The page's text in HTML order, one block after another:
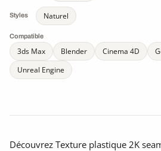
Styles Naturel
Compatible
3ds Max Blender Cinema 4D
Unreal Engine
Découvrez Texture plastique 2K